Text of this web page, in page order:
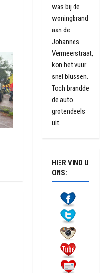
was bij de
woningbrand
aan de
Johannes
Vermeerstraat,
kon het vuur
snel blussen.
Toch brandde
de auto
grotendeels
uit.
HIER VIND U
ONS: